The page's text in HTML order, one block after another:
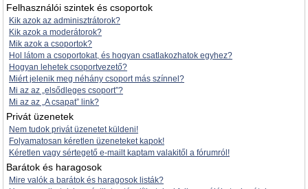
Felhasználói szintek és csoportok
Kik azok az adminisztrátorok?
Kik azok a moderátorok?
Mik azok a csoportok?
Hol látom a csoportokat, és hogyan csatlakozhatok egyhez?
Hogyan lehetek csoportvezető?
Miért jelenik meg néhány csoport más színnel?
Mi az az „elsődleges csoport”?
Mi az az „A csapat” link?
Privát üzenetek
Nem tudok privát üzenetet küldeni!
Folyamatosan kéretlen üzeneteket kapok!
Kéretlen vagy sértegető e-mailt kaptam valakitől a fórumról!
Barátok és haragosok
Mire valók a barátok és haragosok listák?